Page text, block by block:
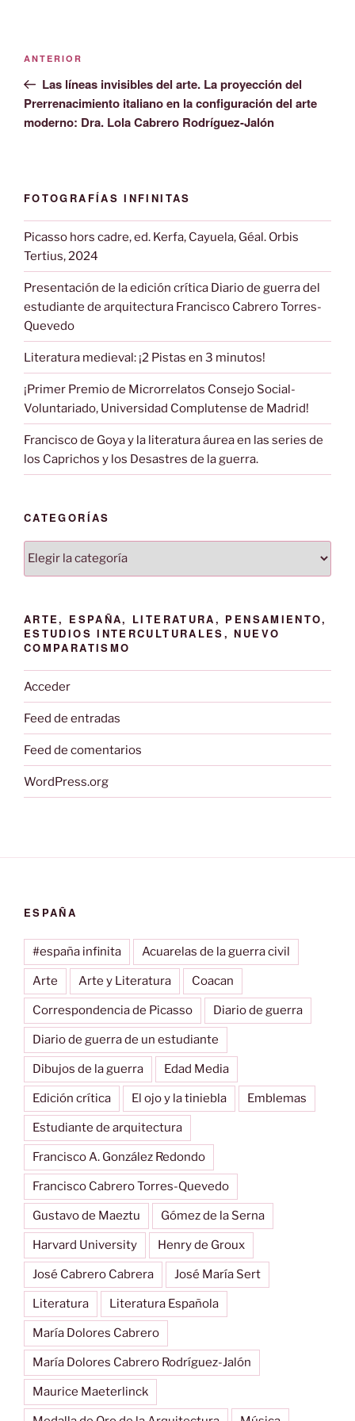
entradas
Entrada
anterior:
ANTERIOR
Las líneas invisibles del arte. La proyección del
Prerrenacimiento italiano en la configuración del arte
moderno: Dra. Lola Cabrero Rodríguez-Jalón
FOTOGRAFÍAS INFINITAS
Picasso hors cadre, ed. Kerfa, Cayuela, Géal. Orbis
Tertius, 2024
Presentación de la edición crítica Diario de guerra del
estudiante de arquitectura Francisco Cabrero Torres-
Quevedo
Literatura medieval: ¡2 Pistas en 3 minutos!
¡Primer Premio de Microrrelatos Consejo Social-
Voluntariado, Universidad Complutense de Madrid!
Francisco de Goya y la literatura áurea en las series de
los Caprichos y los Desastres de la guerra.
CATEGORÍAS
Categorías
ARTE, ESPAÑA, LITERATURA, PENSAMIENTO,
ESTUDIOS INTERCULTURALES, NUEVO
COMPARATISMO
Acceder
Feed de entradas
Feed de comentarios
WordPress.org
ESPAÑA
#españa infinita Acuarelas de la guerra civil
Arte Arte y Literatura Coacan
Correspondencia de Picasso Diario de guerra
Diario de guerra de un estudiante
Dibujos de la guerra Edad Media
Edición crítica El ojo y la tiniebla Emblemas
Estudiante de arquitectura
Francisco A. González Redondo
Francisco Cabrero Torres-Quevedo
Gustavo de Maeztu Gómez de la Serna
Harvard University Henry de Groux
José Cabrero Cabrera José María Sert
Literatura Literatura Española
María Dolores Cabrero
María Dolores Cabrero Rodríguez-Jalón
Maurice Maeterlinck